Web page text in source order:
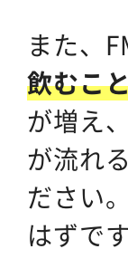
また、
飲むこ
が増え
が流れ
ださい
はずです